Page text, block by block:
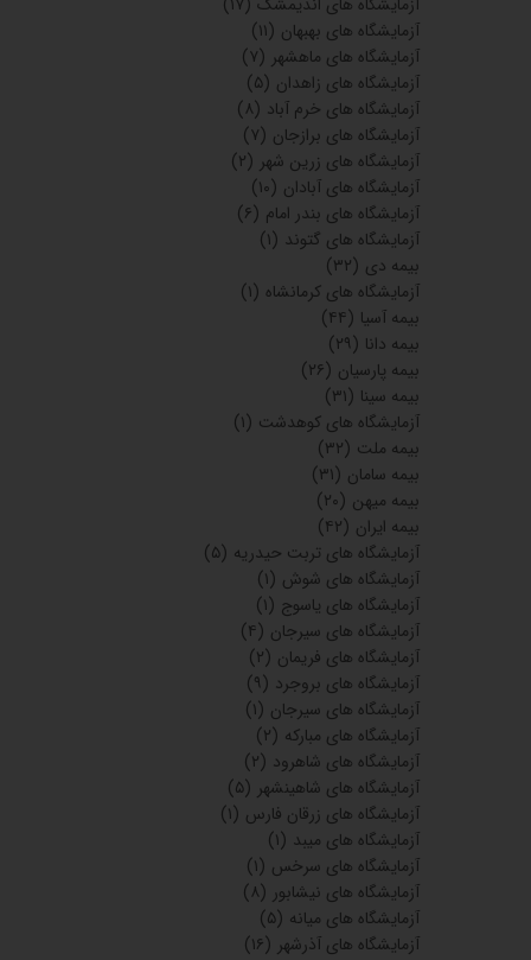
مراکز درمانی ماهشهر
(۱)
مراکز درمانی قشم
(۱)
مراکز درمانی چابهار
(۲)
آزمایشگاه های گیلان (۶)
آزمایشگاه های شهریار
آزمایشگاه های اسلام شهر (۳)
هزینه انجام آزمایشات مختلف
آزمایشگاه های مرودشت (۱۸)
آزمایشگاه های کنگان
(۱۰)
آزمایشگاه های ورامین
(۶)
اندیشه (۲)
اندیشه
(۴)
اسلامشهر (۲)
آزمایشگاه های آمل
بابلسر (۳)
تنکابن
(۵)
فریدونکنار
(۲)
آزمایشگاه های رشت
آزمایشگاه های هرمزگان
بیجار
(۲)
آزمایشگاه های آبادان
آزمایشگاه های دزفول
(۵)
آزمایشگاه های شوش (۵)
آزمایشگاه های خوزستان (۱۰)
آزمایشگاه های مسجدسلیمان
آزمایشگاه های خرمشهر (۸)
آزمایشگاه های گنبدکاووس
شهرستان نهاوند
(۱)
شهرستان نهاوند
(۱)
ازمایشگاه های شهرکرد
آزمایشگاه های سامان
(۴)
آزمایشگاه های لردگان (۳)
آزمایشگاه های فارسان شهرکرد
آزمایشگاه های بروجن (۱۶)
آزمایشگاه های اردل شهرکرد
آزمایشگاه های بروجن (۴)